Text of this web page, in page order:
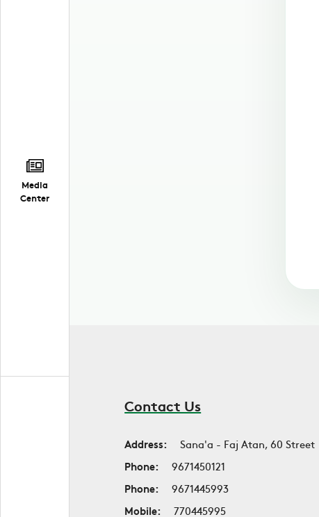
Media
Center
Contact Us
Address:
Sana'a - Faj Atan, 60 Street
Phone:
9671450121
Phone:
9671445993
Mobile:
770445995